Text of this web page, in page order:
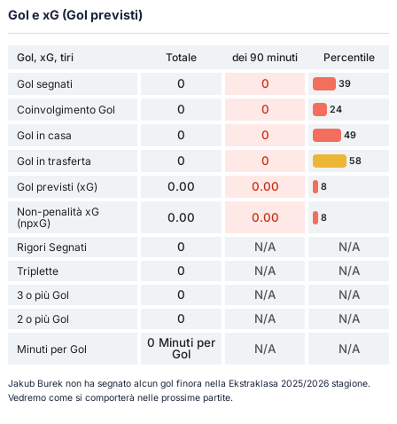
Gol e xG (Gol previsti)
Gol, xG, tiri Totale dei 90 minuti
Percentile
Gol segnati
0 0 39
Coinvolgimento Gol 0 0 24
Gol in casa 0 0 49
Gol in trasferta 0 0 58
Gol previsti (xG) 0.00 0.00 8
Non-penalità xG
(npxG)
0.00 0.00 8
Rigori Segnati 0 N/A N/A
Triplette 0 N/A N/A
3 o più Gol 0 N/A N/A
2 o più Gol 0 N/A N/A
Minuti per Gol
0 Minuti per
Gol
N/A N/A
Jakub Burek non ha segnato alcun gol finora nella Ekstraklasa 2025/2026 stagione.
Vedremo come si comporterà nelle prossime partite.